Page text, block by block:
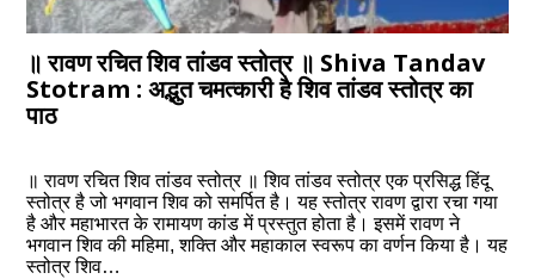
॥ रावण रचित शिव तांडव स्तोत्र ॥ Shiva Tandav
Stotram : अद्भुत चमत्कारी है शिव तांडव स्तोत्र का
पाठ
॥ रावण रचित शिव तांडव स्तोत्र ॥ शिव तांडव स्तोत्र एक प्रसिद्ध हिंदू
स्तोत्र है जो भगवान शिव को समर्पित है। यह स्तोत्र रावण द्वारा रचा गया
है और महाभारत के रामायण कांड में प्रस्तुत होता है। इसमें रावण ने
भगवान शिव की महिमा, शक्ति और महाकाल स्वरूप का वर्णन किया है। यह
स्तोत्र शिव…